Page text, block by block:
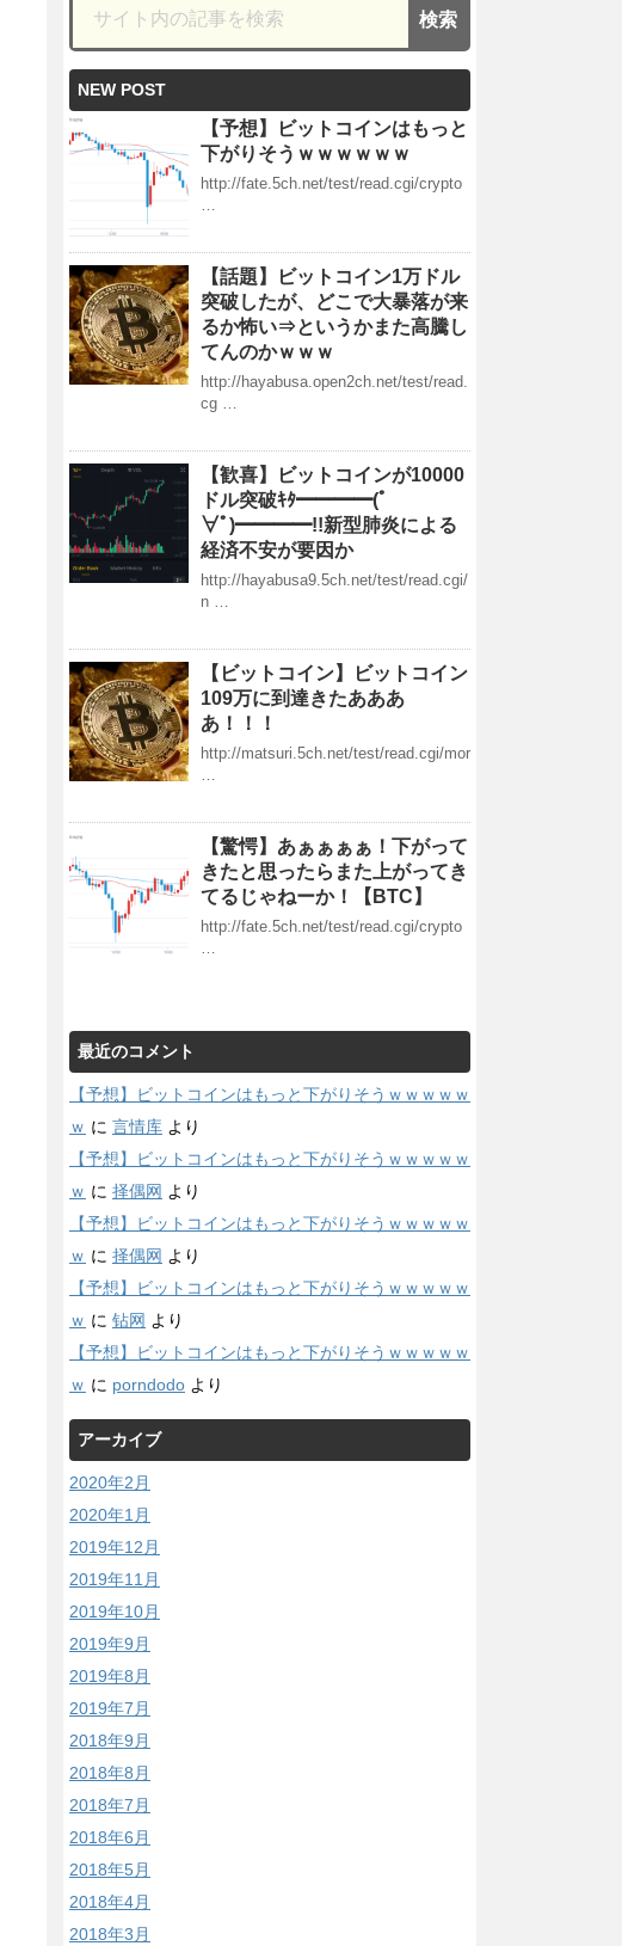
NEW POST
【予想】ビットコインはもっと
下がりそうｗｗｗｗｗｗ
http://fate.5ch.net/test/read.cgi/crypto
…
【話題】ビットコイン1万ドル
突破したが、どこで大暴落が来
るか怖い⇒というかまた高騰し
てんのかｗｗｗ
http://hayabusa.open2ch.net/test/read.
cg …
【歓喜】ビットコインが10000
ドル突破ｷﾀ━━━━(ﾟ
∀ﾟ)━━━━!!新型肺炎による
経済不安が要因か
http://hayabusa9.5ch.net/test/read.cgi/
n …
【ビットコイン】ビットコイン
109万に到達きたあああ
あ！！！
http://matsuri.5ch.net/test/read.cgi/mor
…
【驚愕】あぁぁぁぁ！下がって
きたと思ったらまた上がってき
てるじゃねーか！【BTC】
http://fate.5ch.net/test/read.cgi/crypto
…
最近のコメント
【予想】ビットコインはもっと下がりそうｗｗｗｗｗ
ｗ に 言情库 より
【予想】ビットコインはもっと下がりそうｗｗｗｗｗ
ｗ に 择偶网 より
【予想】ビットコインはもっと下がりそうｗｗｗｗｗ
ｗ に 择偶网 より
【予想】ビットコインはもっと下がりそうｗｗｗｗｗ
ｗ に 钻网 より
【予想】ビットコインはもっと下がりそうｗｗｗｗｗ
ｗ に porndodo より
アーカイブ
2020年2月
2020年1月
2019年12月
2019年11月
2019年10月
2019年9月
2019年8月
2019年7月
2018年9月
2018年8月
2018年7月
2018年6月
2018年5月
2018年4月
2018年3月